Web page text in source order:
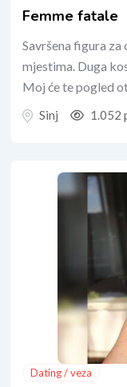
Femme fatale
Savršena figura za
mjestima. Duga
Moj će te pogled
Sinj 1.052
Dating / veza